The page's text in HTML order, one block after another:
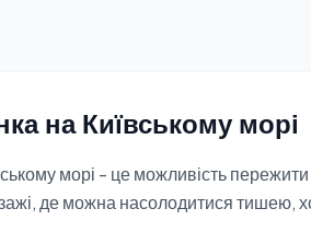
на Київському морі
морі - це можливість
де можна насолодитися тишею,